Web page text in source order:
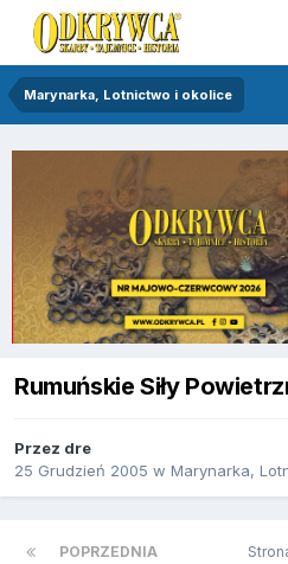
Marynarka, Lotnictwo i okolice
Rumuńskie Siły
Przez dre
25 Grudzień 2005 w Marynarka,
POPRZEDNIA